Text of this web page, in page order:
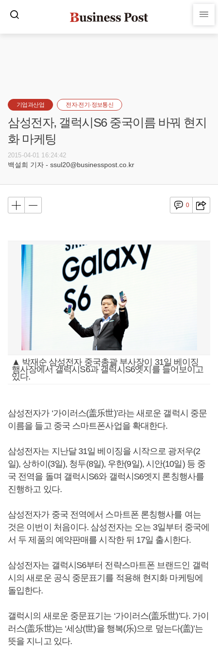
기업과산업 전자·전기·정보통신
삼성전자, 갤럭시S6 중국이름 바꿔 현지
화 마케팅
2015-04-01 16:24:42
백설희 기자 - ssul20@businesspost.co.kr
0
▲ 박재순 삼성전자 중국총괄 부사장이 31일 베이징
행사장에서 갤럭시S6과 갤럭시S6엣지를 들어보이고
있다.
삼성전자가 ‘가이러스(盖乐世)’라는 새로운 갤럭시 중문
이름을 들고 중국 스마트폰사업을 확대한다.
삼성전자는 지난달 31일 베이징을 시작으로 광저우(2
일), 상하이(3일), 청두(8일), 우한(9일), 시안(10일) 등 중
국 전역을 돌며 갤럭시S6와 갤럭시S6엣지 론칭행사를
진행하고 있다.
삼성전자가 중국 전역에서 스마트폰 론칭행사를 여는
것은 이번이 처음이다. 삼성전자는 오는 3일부터 중국에
서 두 제품의 예약판매를 시작한 뒤 17일 출시한다.
삼성전자는 갤럭시S6부터 전략스마트폰 브랜드인 갤럭
시의 새로운 공식 중문표기를 적용해 현지화 마케팅에
돌입한다.
갤럭시의 새로운 중문표기는 ‘가이러스(盖乐世)’다. 가이
러스(盖乐世)는 ‘세상(世)을 행복(乐)으로 덮는다(盖)’는
뜻을 지니고 있다.